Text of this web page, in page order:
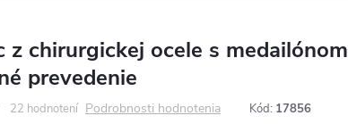
z chirurgickej ocele s medailónom
prevedenie
22 hodnotení Podrobnosti hodnotenia Kód: 17856